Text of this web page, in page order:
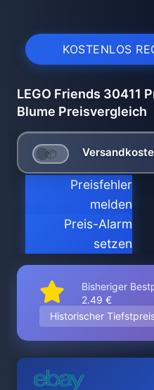
KOSTENLOS
LEGO Friends 30411
Blume Preisvergleich
Preisfehler
melden
Preis-Alarm
setzen
Bisheriger
2.49 €
Historischer